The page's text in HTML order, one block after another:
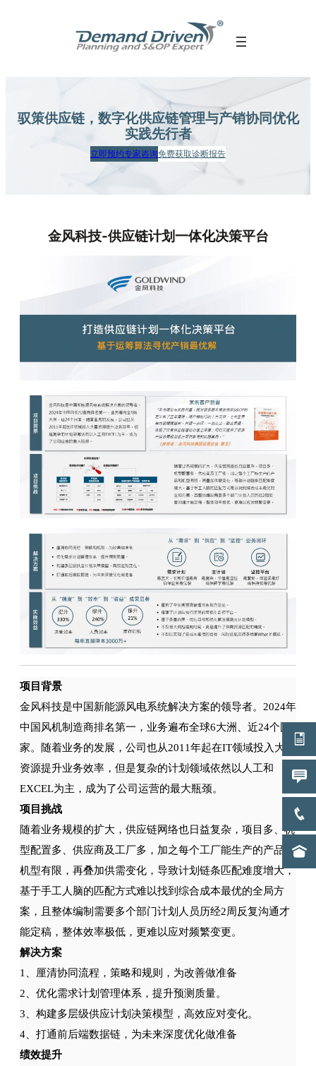
驭策供应链，数字化供应链管理与产销协同优化
实践先行者
立即预约专家咨询免费获取诊断报告
金风科技-供应链计划一体化决策平台
项目背景
金风科技是中国新能源风电系统解决方案的领导者。2024年
中国风机制造商排名第一，业务遍布全球6大洲、近24个国
家。随着业务的发展，公司也从2011年起在IT领域投入大量
资源提升业务效率，但是复杂的计划领域依然以人工和
EXCEL为主，成为了公司运营的最大瓶颈。
项目挑战
随着业务规模的扩大，供应链网络也日益复杂，项目多、机
型配置多、供应商及工厂多，加之每个工厂能生产的产品和
机型有限，再叠加供需变化，导致计划链条匹配难度增大，
基于手工人脑的匹配方式难以找到综合成本最优的全局方
案，且整体编制需要多个部门计划人员历经2周反复沟通才
能定稿，整体效率极低，更难以应对频繁变更。
解决方案
1、厘清协同流程，策略和规则，为改善做准备
2、优化需求计划管理体系，提升预测质量。
3、构建多层级供应计划决策模型，高效应对变化。
4、打通前后端数据链，为未来深度优化做准备
绩效提升